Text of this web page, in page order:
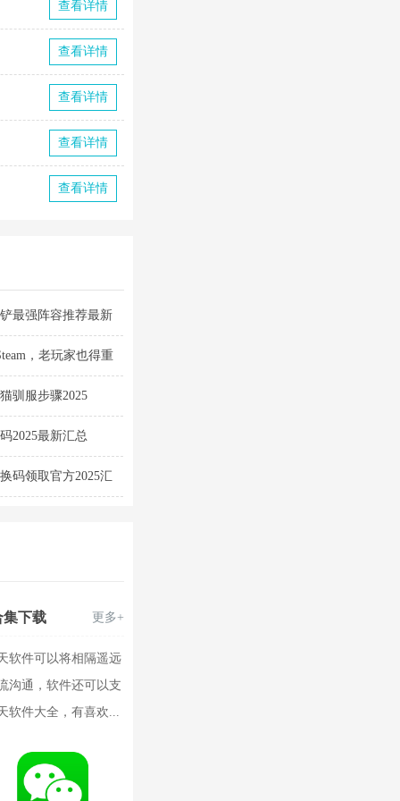
查看详情
查看详情
查看详情
查看详情
查看详情
最强阵容推荐最新
，老玩家也得重
驯服步骤2025
2025最新汇总
码领取官方2025汇
集下载 更多+
软件可以将相隔遥远
沟通，软件还可以支
软件大全，有喜欢...